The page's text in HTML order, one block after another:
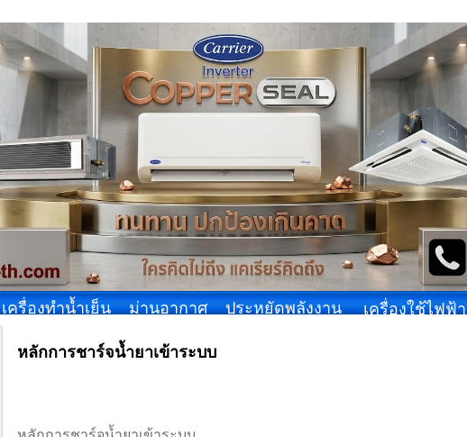
เครื่องทำน้ำเย็น ม่านอากาศ ประหยัดพลังงาน เครื่องใช้ไฟฟ้า
หลักการชาร์จน้ำยาเข้าระบบ